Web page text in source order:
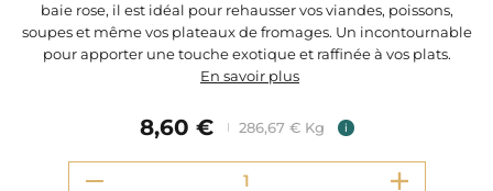
baie rose, il est idéal pour rehausser vos viandes, poissons,
soupes et même vos plateaux de fromages. Un incontournable
pour apporter une touche exotique et raffinée à vos plats​.
En savoir plus
8,60 € 286,67 € Kg i